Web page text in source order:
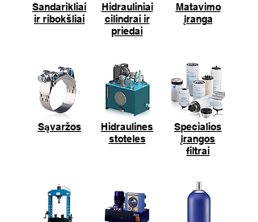
Sandarikliai
ir ribokšliai
Hidrauliniai
cilindrai ir
priedai
Matavimo
įranga
Sąvaržos
Hidraulines
stoteles
Specialios
įrangos
filtrai